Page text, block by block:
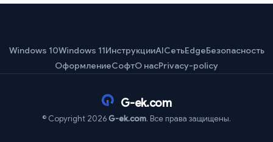
Windows 10Windows 11ИнструкцииAIСетьEdgeБезопасность
ОформлениеСофтО насPrivacy-policy
G-ek.com
© Copyright 2026G-ek.com. Все права защищены.